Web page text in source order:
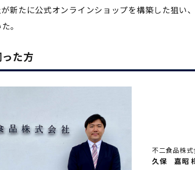
新たに公式オンラインショップを構築した狙い
。
た方
不二食品株
久保 嘉昭